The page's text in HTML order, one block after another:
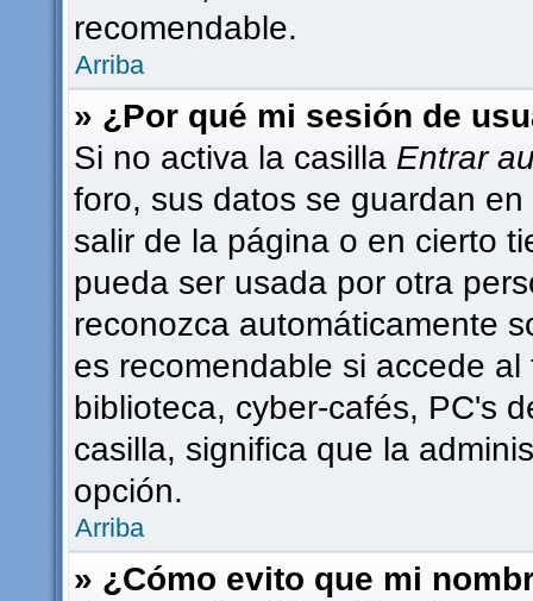
recomendable.
Arriba
» ¿Por qué mi sesión de
Si no activa la casilla Entrar
foro, sus datos se guardan
salir de la página o en cierto
pueda ser usada por otra
reconozca automáticamente
es recomendable si accede
biblioteca, cyber-cafés, PC's
casilla, significa que la
opción.
Arriba
» ¿Cómo evito que mi